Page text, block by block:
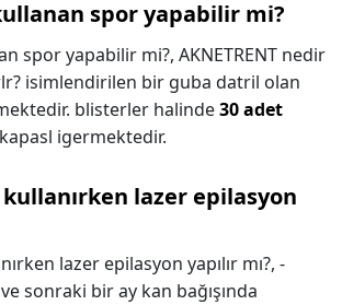
spor yapabilir mi?
spor yapabilir mi?, AKNETRENT nedir
isimlendirilen bir guba datril olan
blisterler halinde30 adet
igermektedir.
lazer epilasyon
lazer epilasyon yapılır mı?, -
sonraki bir ay kan bağışında